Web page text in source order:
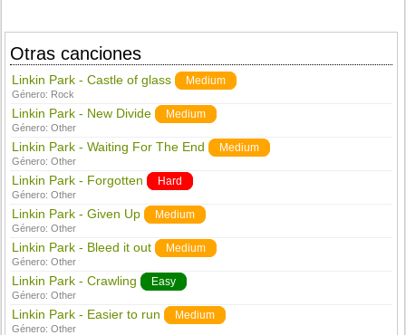
Otras canciones
Linkin Park - Castle of glass Medium
Género: Rock
Linkin Park - New Divide Medium
Género:Other
Linkin Park - Waiting For The End Medium
Género:Other
Linkin Park - Forgotten Hard
Género:Other
Linkin Park - Given Up Medium
Género:Other
Linkin Park - Bleed it out Medium
Género:Other
Linkin Park - Crawling Easy
Género:Other
Linkin Park - Easier to run Medium
Género:Other